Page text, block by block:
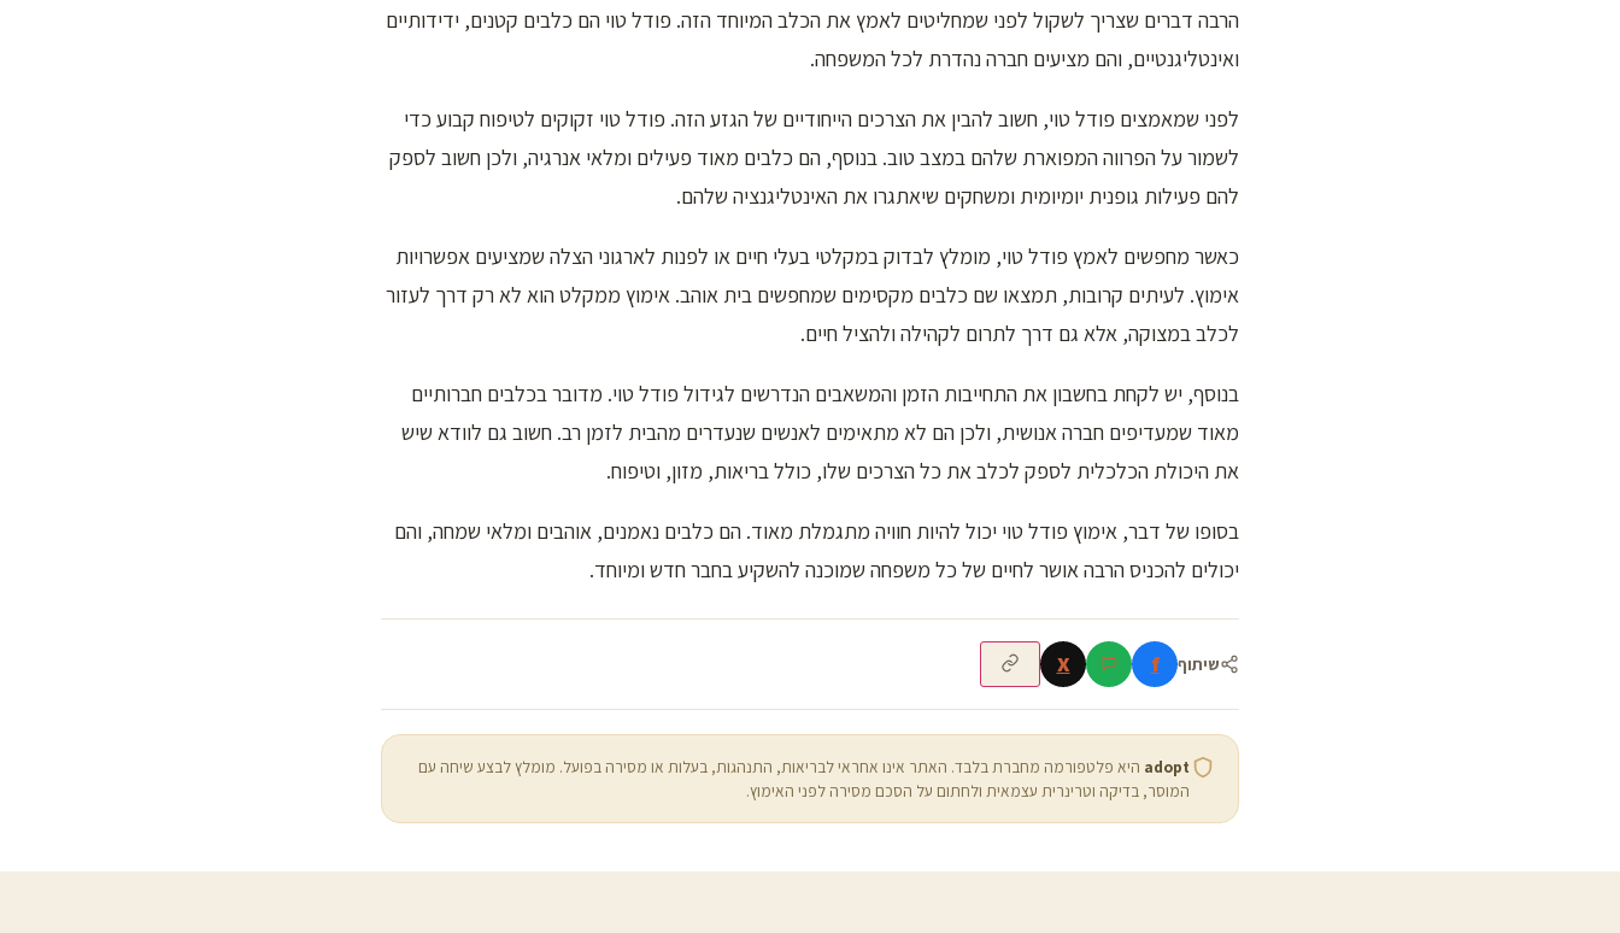
הרבה דברים שצריך לשקול לפני שמחליטים לאמץ את הכלב המיוחד הזה. פודל טוי הם כלבים קטנים, ידידותיים
ואינטליגנטיים, והם מציעים חברה נהדרת לכל המשפחה.
לפני שמאמצים פודל טוי, חשוב להבין את הצרכים הייחודיים של הגזע הזה. פודל טוי זקוקים לטיפוח קבוע כדי
לשמור על הפרווה המפוארת שלהם במצב טוב. בנוסף, הם כלבים מאוד פעילים ומלאי אנרגיה, ולכן חשוב לספק
להם פעילות גופנית יומיומית ומשחקים שיאתגרו את האינטליגנציה שלהם.
כאשר מחפשים לאמץ פודל טוי, מומלץ לבדוק במקלטי בעלי חיים או לפנות לארגוני הצלה שמציעים אפשרויות
אימוץ. לעיתים קרובות, תמצאו שם כלבים מקסימים שמחפשים בית אוהב. אימוץ ממקלט הוא לא רק דרך לעזור
לכלב במצוקה, אלא גם דרך לתרום לקהילה ולהציל חיים.
בנוסף, יש לקחת בחשבון את התחייבות הזמן והמשאבים הנדרשים לגידול פודל טוי. מדובר בכלבים חברותיים
מאוד שמעדיפים חברה אנושית, ולכן הם לא מתאימים לאנשים שנעדרים מהבית לזמן רב. חשוב גם לוודא שיש
את היכולת הכלכלית לספק לכלב את כל הצרכים שלו, כולל בריאות, מזון, וטיפוח.
בסופו של דבר, אימוץ פודל טוי יכול להיות חוויה מתגמלת מאוד. הם כלבים נאמנים, אוהבים ומלאי שמחה, והם
יכולים להכניס הרבה אושר לחיים של כל משפחה שמוכנה להשקיע בחבר חדש ומיוחד.
שיתוף f
X
adopt היא פלטפורמה מחברת בלבד. האתר אינו אחראי לבריאות, התנהגות, בעלות או מסירה בפועל. מומלץ לבצע שיחה עם
המוסר, בדיקה וטרינרית עצמאית ולחתום על הסכם מסירה לפני האימוץ.